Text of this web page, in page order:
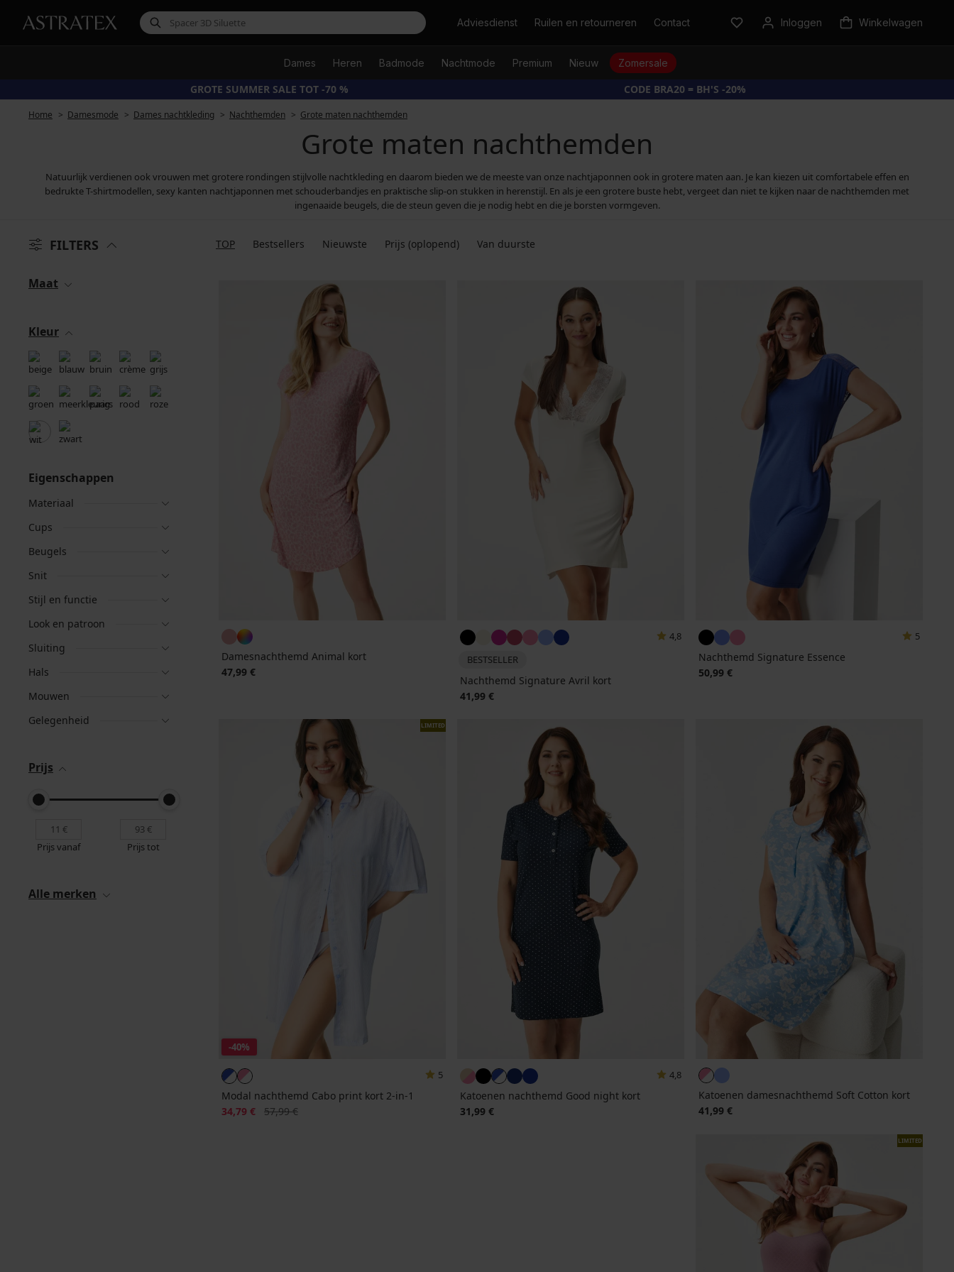
ZoekenAdviesdienst Ruilen en retourneren Contact Inloggen Winkelwagen
Dames Heren Badmode Nachtmode Premium Nieuw Zomersale
GROTE SUMMER SALE TOT -70 % CODE BRA20 = BH'S -20%
Home Damesmode Dames nachtkleding Nachthemden Grote maten nachthemden
Grote maten nachthemden
Natuurlijk verdienen ook vrouwen met grotere rondingen stijlvolle nachtkleding en daarom bieden we de meeste van onze nachtjaponnen ook in grotere maten aan. Je kan kiezen uit comfortabele effen en
bedrukte T-shirtmodellen, sexy kanten nachtjaponnen met schouderbandjes en praktische slip-on stukken in herenstijl. En als je een grotere buste hebt, vergeet dan niet te kijken naar de nachthemden met
ingenaaide beugels, die de steun geven die je nodig hebt en die je borsten vormgeven.
FILTERS TOP Bestsellers Nieuwste Prijs (oplopend) Van duurste
Maat
Kleur
Eigenschappen
Materiaal
Cups
Beugels
Snit
Stijl en functie
Look en patroon
Sluiting
Hals
Mouwen
Gelegenheid
Prijs
Prijs vanaf Prijs tot
Alle merken
Damesnachthemd Animal kort
47,99 €
4,8
BESTSELLER
Nachthemd Signature Avril kort
41,99 €
5
Nachthemd Signature Essence
50,99 €
LIMITED
-40%
5
Modal nachthemd Cabo print kort 2-in-1
Korting
34,79 € Oorspronkelijke prijs
57,99 €
4,8
Katoenen nachthemd Good night kort
31,99 €
Katoenen damesnachthemd Soft Cotton kort
41,99 €
LIMITED